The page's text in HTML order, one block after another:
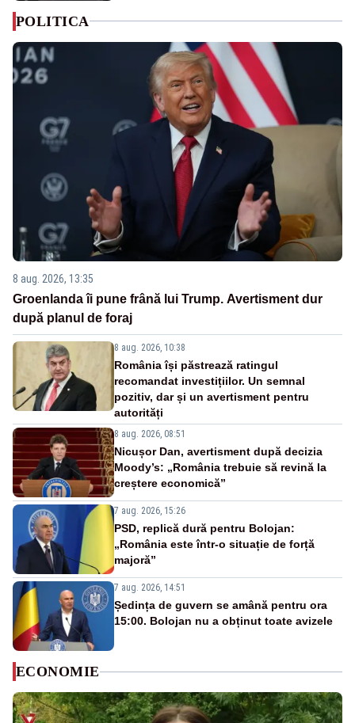
POLITICA
8 aug. 2026, 13:35
Groenlanda îi pune frână lui Trump. Avertisment dur
după planul de foraj
8 aug. 2026, 10:38
România își păstrează ratingul
recomandat investițiilor. Un semnal
pozitiv, dar și un avertisment pentru
autorități
8 aug. 2026, 08:51
Nicușor Dan, avertisment după decizia
Moody’s: „România trebuie să revină la
creștere economică”
7 aug. 2026, 15:26
PSD, replică dură pentru Bolojan:
„România este într-o situație de forță
majoră”
7 aug. 2026, 14:51
Ședința de guvern se amână pentru ora
15:00. Bolojan nu a obținut toate avizele
ECONOMIE